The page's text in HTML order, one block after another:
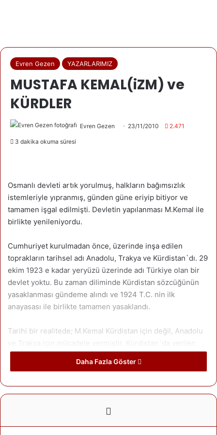
Evren Gezen YAZARLARIMIZ
MUSTAFA KEMAL(iZM) ve
KÜRDLER
Evren Gezen 23/11/2010 2.471
3 dakika okuma süresi
Osmanlı devleti artık yorulmuş, halkların bağımsızlık
istemleriyle yıpranmış, günden güne eriyip bitiyor ve
tamamen işgal edilmişti. Devletin yapılanması M.Kemal ile
birlikte yenileniyordu.
Cumhuriyet kurulmadan önce, üzerinde inşa edilen
toprakların tarihsel adı Anadolu, Trakya ve Kürdistan`dı. 29
ekim 1923 e kadar yeryüzü üzerinde adı Türkiye olan bir
devlet yoktu. Bu zaman diliminde Kürdistan sözcüğünün
yasaklanması gündeme alındı ve 1924 T.C. nin ilk
anayasası ile birlikte tamamen yasaklandı.
Tarihi bir realitede; M.Kemal Kürdistan için değil, Anadolu
ve Trakya için mücadele vermiştir. Kürdistan`da verilen
mücadelenin M.Kemal`in var oluşundan değil, Kürdlerin
kendi mevkilerini koruma ve işgalcilerden kurtarma
işgalci güçlere direniyor, yeryer köyleri, kasabaları,
Maraş`daki Kür d Sütçü Imam direnişiydi. Kürdlerin bu
mücadelesi M.Kemal`in öncülüğünde değil, tamamen
Daha Fazla Göster